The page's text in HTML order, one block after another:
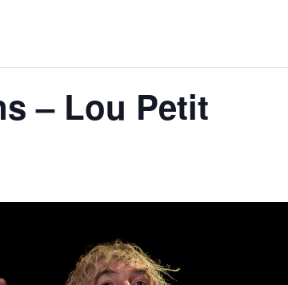
– Lou Petit